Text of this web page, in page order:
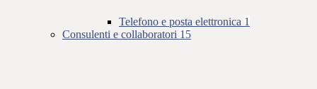
Telefono e posta elettronica 1
Consulenti e collaboratori 15